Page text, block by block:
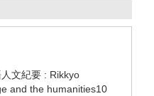
文紀要 : Rikkyo
and the humanities10